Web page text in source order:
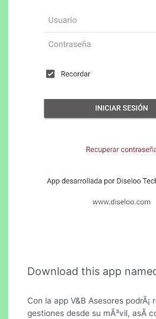
Download this app
Con la app V&B Asesores podrÃ¡
gestiones desde su mÃ³vil, asÃ­